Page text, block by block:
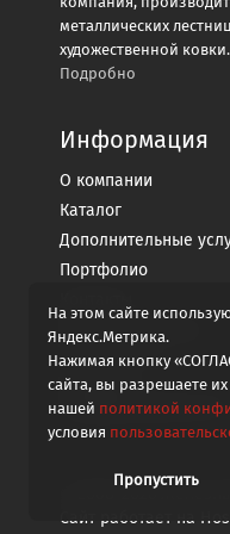
металлических
художественной ковки.
Подробно
Информация
О компании
Каталог
Дополнительные
Портфолио
Пользовательское
соглашение
Политика
конфиденциальности
© 2008-2026
Сайт работает на
На этом сайте
Яндекс.Метрика.
Нажимая кнопку
сайта, вы разрешаете
нашей политикой
условия
Пропустить